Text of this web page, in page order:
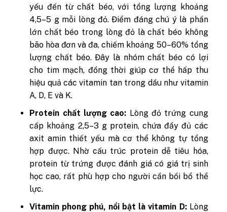
yếu đến từ chất béo, với tổng lượng khoảng
4,5–5 g mỗi lòng đỏ. Điểm đáng chú ý là phần
lớn chất béo trong lòng đỏ là chất béo không
bão hòa đơn và đa, chiếm khoảng 50–60% tổng
lượng chất béo. Đây là nhóm chất béo có lợi
cho tim mạch, đồng thời giúp cơ thể hấp thu
hiệu quả các vitamin tan trong dầu như vitamin
A, D, E và K.
Protein chất lượng cao: Lòng đỏ trứng cung
cấp khoảng 2,5–3 g protein, chứa đầy đủ các
axit amin thiết yếu mà cơ thể không tự tổng
hợp được. Nhờ cấu trúc protein dễ tiêu hóa,
protein từ trứng được đánh giá có giá trị sinh
học cao, rất phù hợp cho người cần bồi bổ thể
lực.
Vitamin phong phú, nổi bật là vitamin D: Lòng